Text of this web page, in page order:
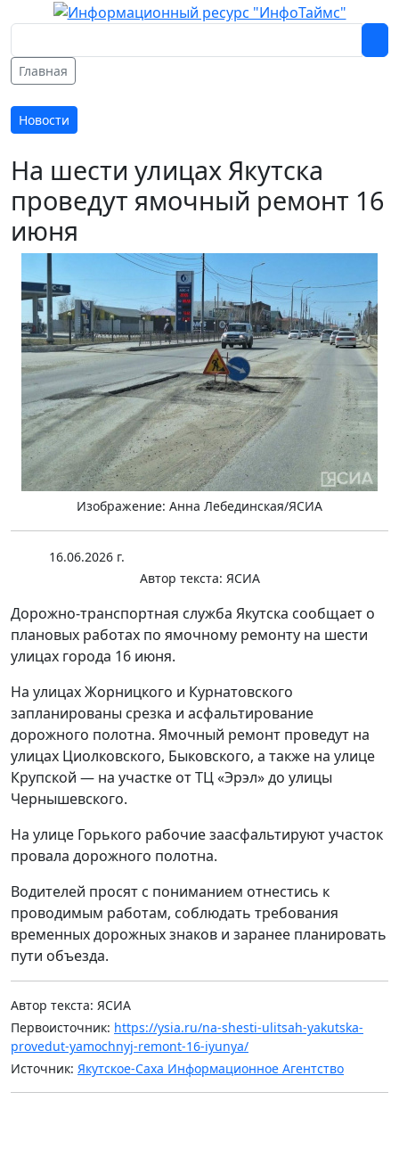
Главная
Новости
На шести улицах Якутска
проведут ямочный ремонт 16
июня
Изображение: Анна Лебединская/ЯСИА
16.06.2026 г.
Автор текста: ЯСИА
Дорожно-транспортная служба Якутска сообщает о
плановых работах по ямочному ремонту на шести
улицах города 16 июня.
На улицах Жорницкого и Курнатовского
запланированы срезка и асфальтирование
дорожного полотна. Ямочный ремонт проведут на
улицах Циолковского, Быковского, а также на улице
Крупской — на участке от ТЦ «Эрэл» до улицы
Чернышевского.
На улице Горького рабочие заасфальтируют участок
провала дорожного полотна.
Водителей просят с пониманием отнестись к
проводимым работам, соблюдать требования
временных дорожных знаков и заранее планировать
пути объезда.
Автор текста: ЯСИА
Первоисточник: https://ysia.ru/na-shesti-ulitsah-yakutska-
provedut-yamochnyj-remont-16-iyunya/
Источник: Якутское-Саха Информационное Агентство